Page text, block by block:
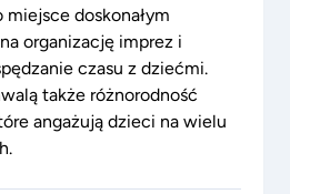
doskonałym
organizację imprez i
czasu z dziećmi.
także różnorodność
angażują dzieci na wielu